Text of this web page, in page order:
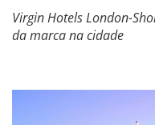
Virgin Hotels London-
da marca na cidade